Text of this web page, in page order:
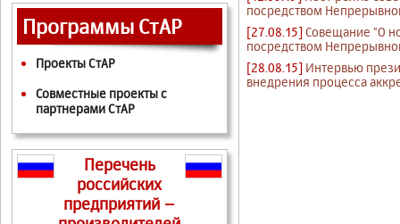
Программы СтАР
Проекты СтАР
Совместные проекты с
партнерами СтАР
Перечень
российских
предприятий –
посредством
[27.08.15]Совещание "О
посредством
[28.08.15] Интервью
внедрения процесса